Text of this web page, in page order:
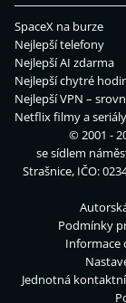
SpaceX na burze
Nejlepší telefony
Nejlepší AI zdarma
Nejlepší chytré
Nejlepší VPN –
Netflix filmy a seriály
© 2001 -
se sídlem
Strašnice, IČO:
Podmínky
Informace
Jednotná